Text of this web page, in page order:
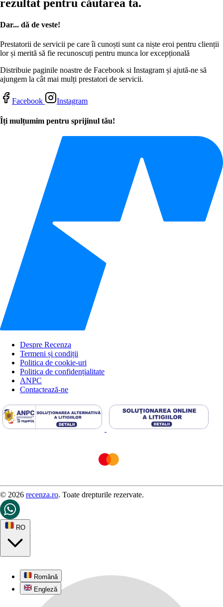
rezultat pentru căutarea ta.
Dar... dă de veste!
Prestatorii de servicii pe care îi cunoști sunt ca niște eroi pentru clienții
lor și merită să fie recunoscuți pentru munca lor excepțională
Distribuie paginile noastre de Facebook si Instagram și ajută-ne să
ajungem la cât mai mulți prestatori de servicii.
Facebook Instagram
Îți mulțumim pentru sprijinul tău!
Despre Recenza
Termeni și condiții
Politica de cookie-uri
Politica de confidențialitate
ANPC
Contactează-ne
© 2026 recenza.ro. Toate drepturile rezervate.
RO
Română
Engleză